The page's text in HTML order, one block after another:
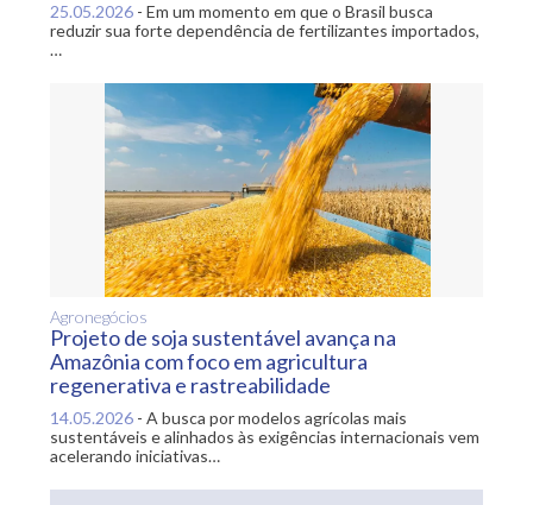
25.05.2026 -Em um momento em que o Brasil busca
reduzir sua forte dependência de fertilizantes importados,
…
Agronegócios
Projeto de soja sustentável avança na
Amazônia com foco em agricultura
regenerativa e rastreabilidade
14.05.2026 -A busca por modelos agrícolas mais
sustentáveis e alinhados às exigências internacionais vem
acelerando iniciativas…